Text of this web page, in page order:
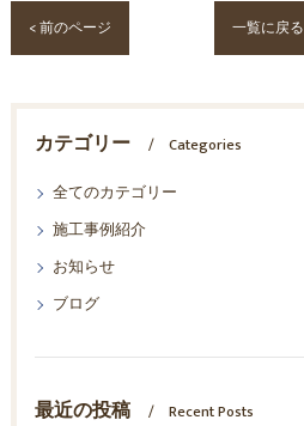
< 前のページ 一覧に戻る
カテゴリー
Categories
全てのカテゴリー
施工事例紹介
お知らせ
ブログ
最近の投稿 Recent Posts